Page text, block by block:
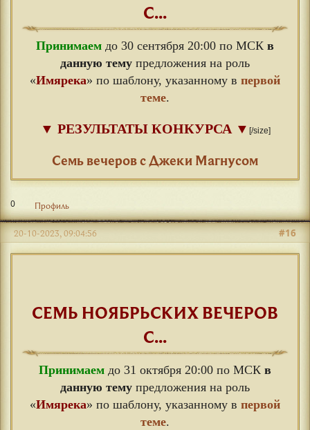
С...
Принимаем до 30 сентября 20:00 по МСК в
данную тему предложения на роль
«Имярека» по шаблону, указанному в первой
теме.
▼ РЕЗУЛЬТАТЫ КОНКУРСА ▼ [/size]
Семь вечеров с Джеки Магнусом
0 Профиль
#16
20-10-2023, 09:04:56
СЕМЬ НОЯБРЬСКИХ ВЕЧЕРОВ
С...
Принимаем до 31 октября 20:00 по МСК в
данную тему предложения на роль
«Имярека» по шаблону, указанному в первой
теме.